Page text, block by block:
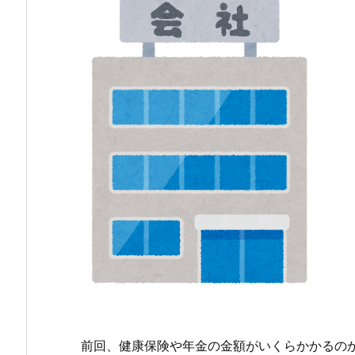
前回、健康保険や年金の金額がいくらかかるの